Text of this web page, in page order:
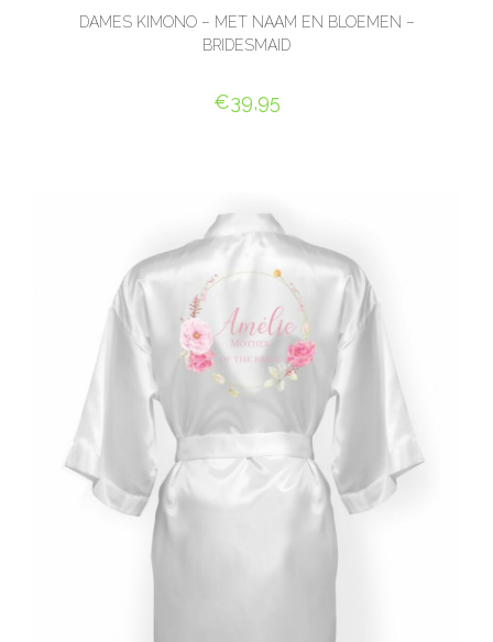
DAMES KIMONO – MET NAAM EN BLOEMEN –
BRIDESMAID
€39,95